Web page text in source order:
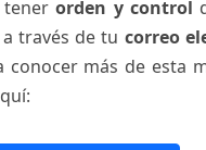
tenerorden y control
través de tu correo
conocer más de esta